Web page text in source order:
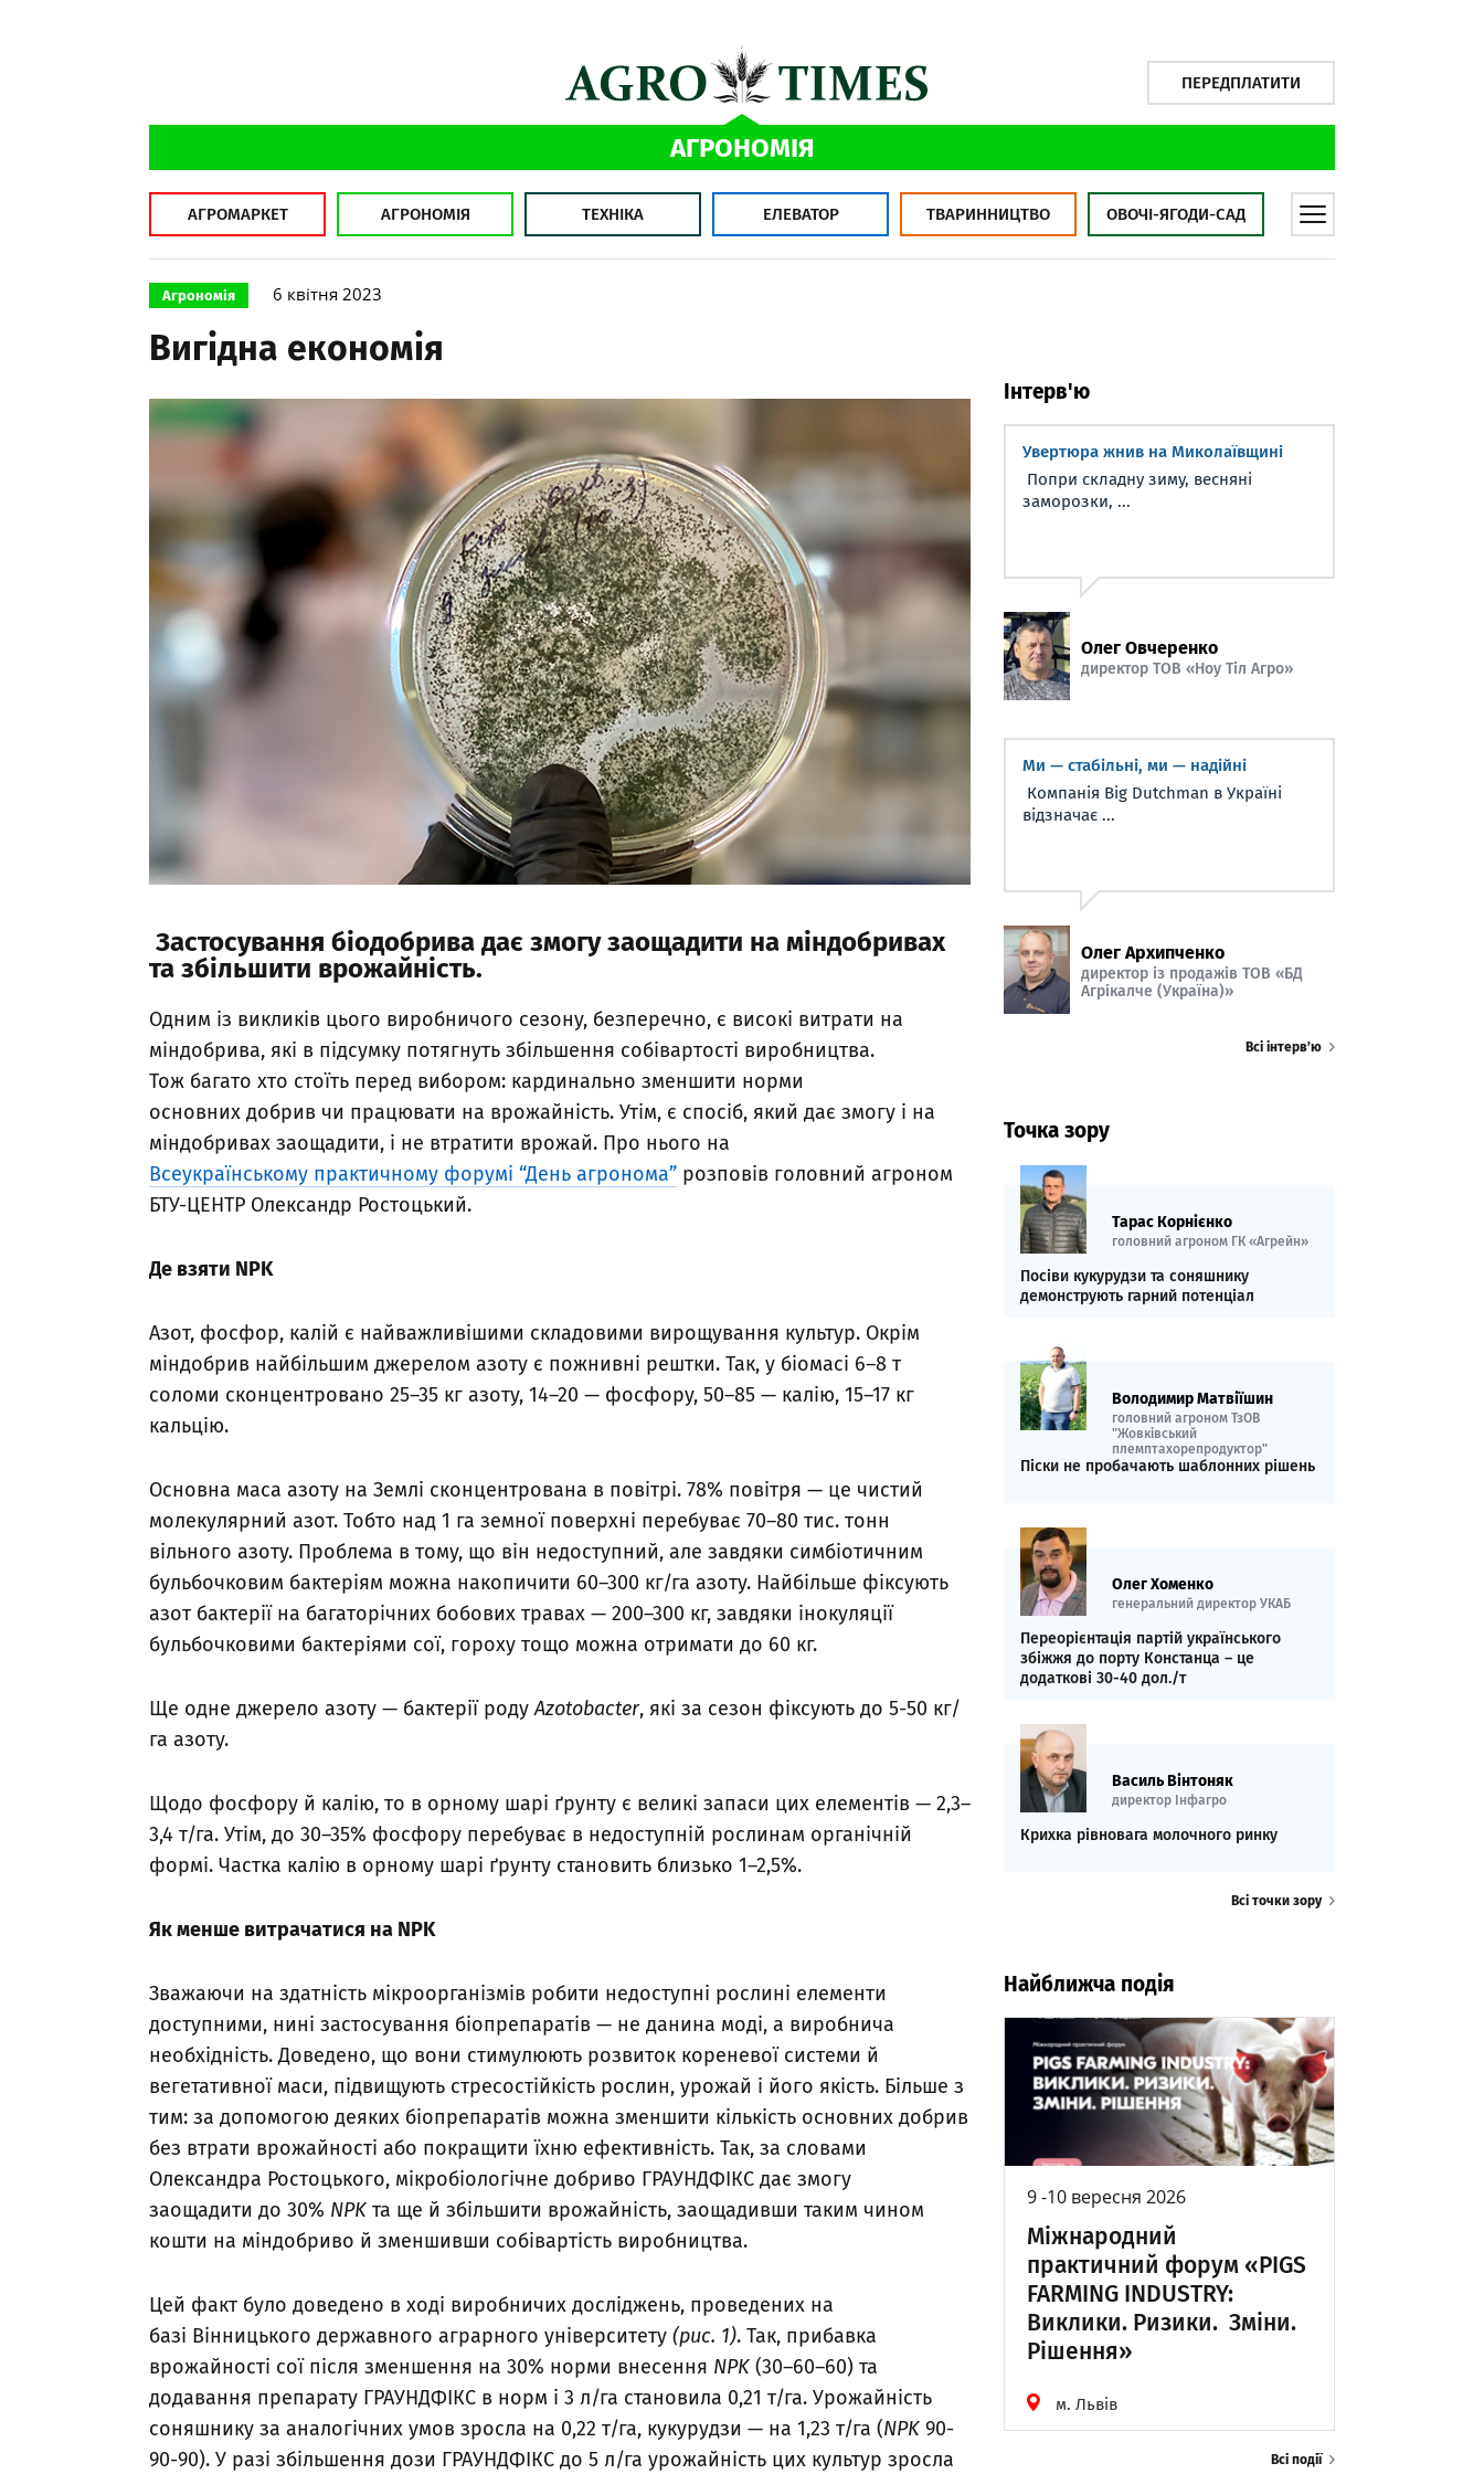
ПЕРЕДПЛАТИТИ
АГРОНОМІЯ
АГРОМАРКЕТ АГРОНОМІЯ ТЕХНІКА ЕЛЕВАТОР ТВАРИННИЦТВО ОВОЧІ-ЯГОДИ-САД
Агрономія 6 квітня 2023
Вигідна економія
Застосування біодобрива дає змогу заощадити на міндобривах
та збільшити врожайність.
Одним із викликів цього виробничого сезону, безперечно, є високі витрати на
міндобрива, які в підсумку потягнуть збільшення собівартості виробництва.
Тож багато хто стоїть перед вибором: кардинально зменшити норми
основних добрив чи працювати на врожайність. Утім, є спосіб, який дає змогу і на
міндобривах заощадити, і не втратити врожай. Про нього на
Всеукраїнському практичному форумі “День агронома” розповів головний агроном
БТУ-ЦЕНТР Олександр Ростоцький.
Де взяти NPK
Азот, фосфор, калій є найважливішими складовими вирощування культур. Окрім
міндобрив найбільшим джерелом азоту є пожнивні рештки. Так, у біомасі 6–8 т
соломи сконцентровано 25–35 кг азоту, 14–20 — фосфору, 50–85 — калію, 15–17 кг
кальцію.
Основна маса азоту на Землі сконцентрована в повітрі. 78% повітря — це чистий
молекулярний азот. Тобто над 1 га земної поверхні перебуває 70–80 тис. тонн
вільного азоту. Проблема в тому, що він недоступний, але завдяки симбіотичним
бульбочковим бактеріям можна накопичити 60–300 кг/га азоту. Найбільше фіксують
азот бактерії на багаторічних бобових травах — 200–300 кг, завдяки інокуляції
бульбочковими бактеріями сої, гороху тощо можна отримати до 60 кг.
Ще одне джерело азоту — бактерії родуAzotobacter, які за сезон фіксують до 5-50 кг/
га азоту.
Щодо фосфору й калію, то в орному шарі ґрунту є великі запаси цих елементів — 2,3–
3,4 т/га. Утім, до 30–35% фосфору перебуває в недоступній рослинам органічній
формі. Частка калію в орному шарі ґрунту становить близько 1–2,5%.
Як менше витрачатися на NPK
Зважаючи на здатність мікроорганізмів робити недоступні рослині елементи
доступними, нині застосування біопрепаратів — не данина моді, а виробнича
необхідність. Доведено, що вони стимулюють розвиток кореневої системи й
вегетативної маси, підвищують стресостійкість рослин, урожай і його якість. Більше з
тим: за допомогою деяких біопрепаратів можна зменшити кількість основних добрив
без втрати врожайності або покращити їхню ефективність. Так, за словами
Олександра Ростоцького, мікробіологічне добриво ГРАУНДФІКС дає змогу
заощадити до 30% NPK та ще й збільшити врожайність, заощадивши таким чином
кошти на міндобриво й зменшивши собівартість виробництва.
Цей факт було доведено в ході виробничих досліджень, проведених на
базі Вінницького державного аграрного університету (рис. 1). Так, прибавка
врожайності сої після зменшення на 30% норми внесення NPK (30–60–60) та
додавання препарату ГРАУНДФІКС в норм і 3 л/га становила 0,21 т/га. Урожайність
соняшнику за аналогічних умов зросла на 0,22 т/га, кукурудзи — на 1,23 т/га (NPK 90-
90-90). У разі збільшення дози ГРАУНДФІКС до 5 л/га урожайність цих культур зросла
Інтерв'ю
Увертюра жнив на Миколаївщині
Попри складну зиму, весняні
заморозки, ...
Олег Овчеренко
директор ТОВ «Ноу Тіл Агро»
Ми — стабільні, ми — надійні
Компанія Big Dutchman в Україні
відзначає ...
Олег Архипченко
директор із продажів ТОВ «БД
Агрікалче (Україна)»
Всі інтерв’ю
Точка зору
Тарас Корнієнко
головний агроном ГК «Агрейн»
Посіви кукурудзи та соняшнику
демонструють гарний потенціал
Володимир Матвіїшин
головний агроном ТзОВ
"Жовківський
племптахорепродуктор"
Піски не пробачають шаблонних рішень
Олег Хоменко
генеральний директор УКАБ
Переорієнтація партій українського
збіжжя до порту Констанца – це
додаткові 30-40 дол./т
Василь Вінтоняк
директор Інфагро
Крихка рівновага молочного ринку
Всі точки зору
Найближча подія
9 -10 вересня 2026
Міжнародний
практичний форум «PIGS
FARMING INDUSTRY:
Виклики. Ризики. Зміни.
Рішення»
м. Львів
Всі події